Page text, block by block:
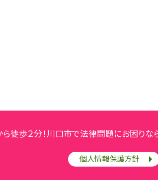
徒歩２分！川口市で法律問題にお困り
個人情報保護方針